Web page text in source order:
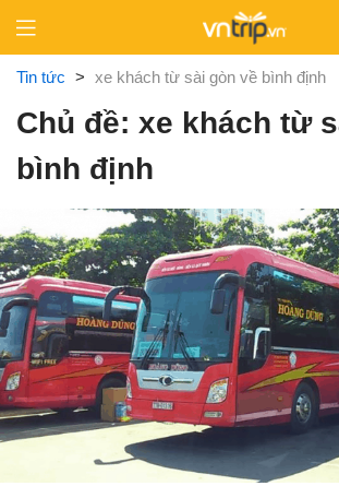
content
Tin tức > xe khách từ sài gòn về bình định
Chủ đề: xe khách từ
bình định